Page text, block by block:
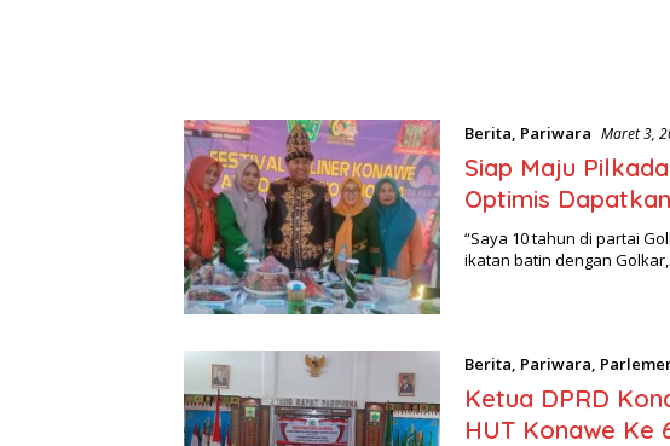
Berita, Pariwara Maret 3,
Siap Maju
Optimis
“Saya 10 tahun di partai
ikatan batin dengan
Berita, Pariwara,
Ketua DPRD
HUT Konawe Ke